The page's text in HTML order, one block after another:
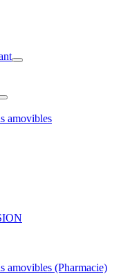
amovibles
amovibles (Pharmacie)